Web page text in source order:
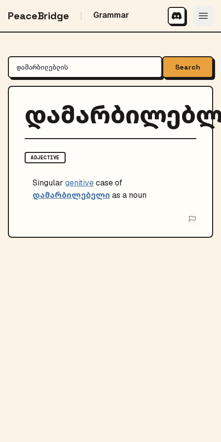
PeaceBridge Grammar
Search
ADJECTIVE
Singular genitivecase of
დამარბილებელი as a noun